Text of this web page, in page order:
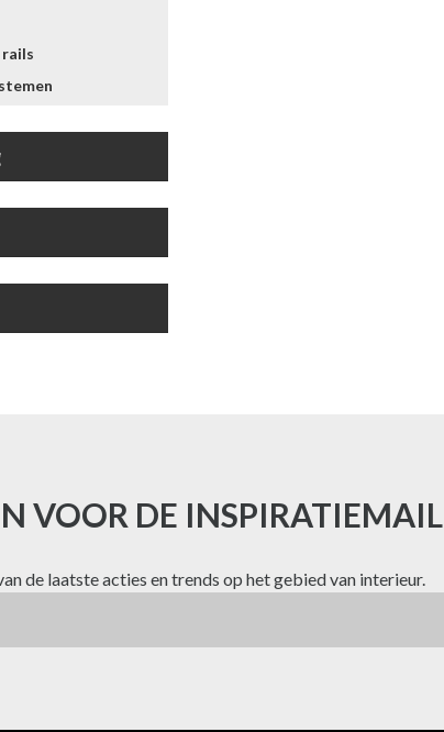
rails
VOOR DE INSPIRATIEMAIL
de laatste acties en trends op het gebied van interieur.